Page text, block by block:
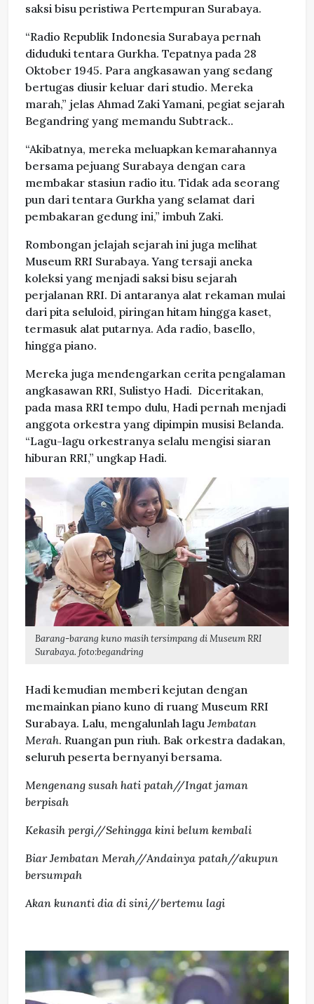
saksi bisu peristiwa Pertempuran Surabaya.
“Radio Republik Indonesia Surabaya pernah
diduduki tentara Gurkha. Tepatnya pada 28
Oktober 1945. Para angkasawan yang sedang
bertugas diusir keluar dari studio. Mereka
marah,” jelas Ahmad Zaki Yamani, pegiat sejarah
Begandring yang memandu Subtrack..
“Akibatnya, mereka meluapkan kemarahannya
bersama pejuang Surabaya dengan cara
membakar stasiun radio itu. Tidak ada seorang
pun dari tentara Gurkha yang selamat dari
pembakaran gedung ini,” imbuh Zaki.
Rombongan jelajah sejarah ini juga melihat
Museum RRI Surabaya. Yang tersaji aneka
koleksi yang menjadi saksi bisu sejarah
perjalanan RRI. Di antaranya alat rekaman mulai
dari pita seluloid, piringan hitam hingga kaset,
termasuk alat putarnya. Ada radio, basello,
hingga piano.
Mereka juga mendengarkan cerita pengalaman
angkasawan RRI, Sulistyo Hadi. Diceritakan,
pada masa RRI tempo dulu, Hadi pernah menjadi
anggota orkestra yang dipimpin musisi Belanda.
“Lagu-lagu orkestranya selalu mengisi siaran
hiburan RRI,” ungkap Hadi.
Barang-barang kuno masih tersimpang di Museum RRI
Surabaya. foto:begandring
Hadi kemudian memberi kejutan dengan
memainkan piano kuno di ruang Museum RRI
Surabaya. Lalu, mengalunlah laguJembatan
Merah. Ruangan pun riuh. Bak orkestra dadakan,
seluruh peserta bernyanyi bersama.
Mengenang susah hati patah//Ingat jaman
berpisah
Kekasih pergi//Sehingga kini belum kembali
Biar Jembatan Merah//Andainya patah//akupun
bersumpah
Akan kunanti dia di sini//bertemu lagi